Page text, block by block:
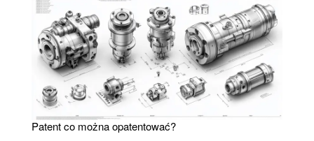
Patent co można opatentować?